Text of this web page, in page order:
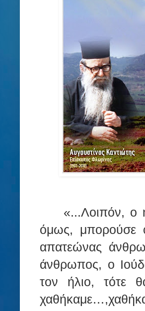
«...Λοιπόν, ο
όμως, μπορούσε
απατεώνας
άνθρωπος, ο
τον ήλιο, τότε
χαθήκαμε…,χ